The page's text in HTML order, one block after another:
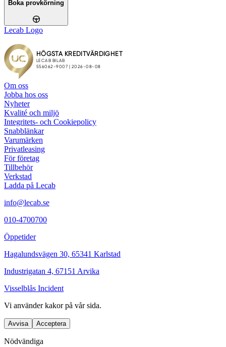
Boka provkörning
Lecab Logo
Om oss
Jobba hos oss
Nyheter
Kvalité och miljö
Integritets- och Cookiepolicy
Snabblänkar
Varumärken
Privatleasing
För företag
Tillbehör
Verkstad
Ladda på Lecab
info@lecab.se
010-4700700
Öppetider
Hagalundsvägen 30, 65341 Karlstad
Industrigatan 4, 67151 Arvika
Visselblås Incident
Vi använderkakorpå vår sida.
Avvisa Acceptera
Nödvändiga